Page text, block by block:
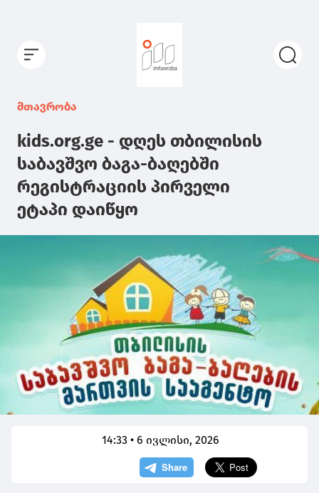
მთავრობა
kids.org.ge - დღეს თბილისის
საბავშვო ბაგა-ბაღებში
რეგისტრაციის პირველი
ეტაპი დაიწყო
14:33 • 6 ივლისი, 2026